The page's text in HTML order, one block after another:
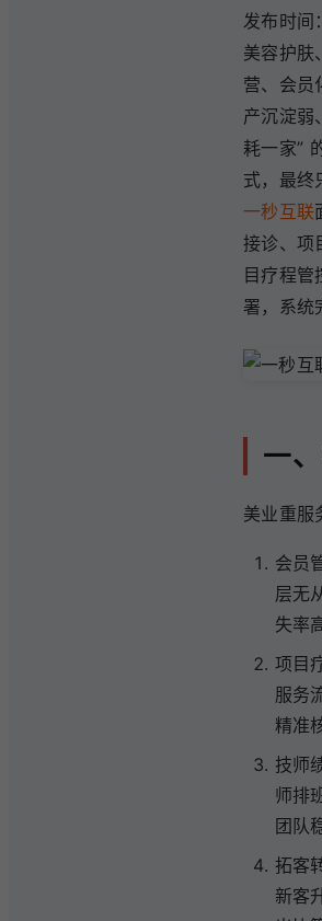
发布时
美容护肤
营、会员
产沉淀弱
耗一家”
式，最终
一秒互联
接诊、项
目疗程
署，系统
一
美业重服
会员
层无
失率
项目
服务
精准
技师
师排
团队
拓客
新客